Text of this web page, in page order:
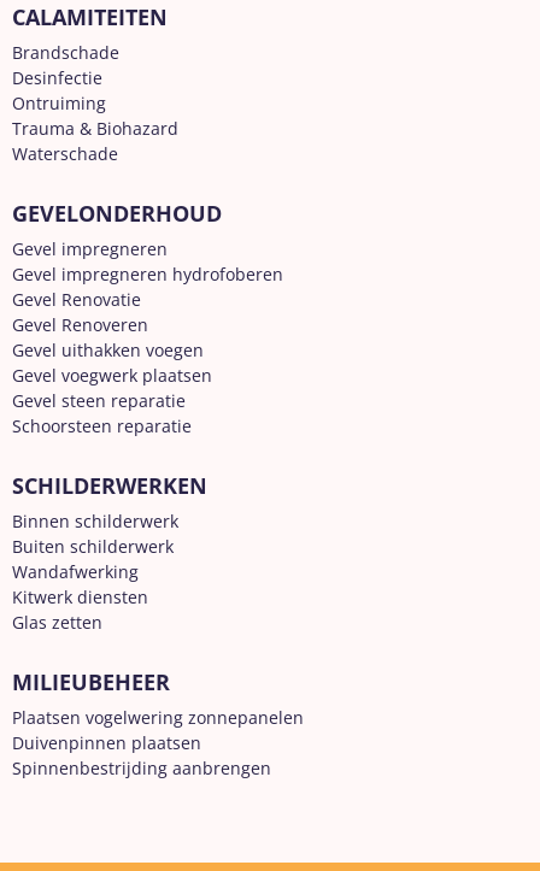
CALAMITEITEN
Brandschade
Desinfectie
Ontruiming
Trauma & Biohazard
Waterschade
GEVELONDERHOUD
Gevel impregneren
Gevel impregneren hydrofoberen
Gevel Renovatie
Gevel Renoveren
Gevel uithakken voegen
Gevel voegwerk plaatsen
Gevel steen reparatie
Schoorsteen reparatie
SCHILDERWERKEN
Binnen schilderwerk
Buiten schilderwerk
Wandafwerking
Kitwerk diensten
Glas zetten
MILIEUBEHEER
Plaatsen vogelwering zonnepanelen
Duivenpinnen plaatsen
Spinnenbestrijding aanbrengen